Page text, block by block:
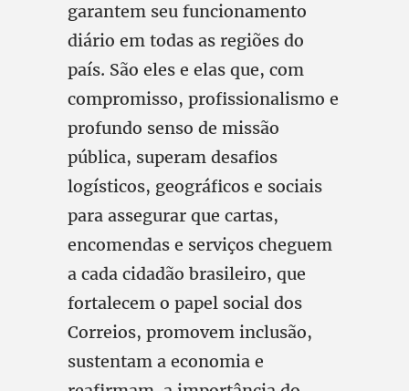
garantem seu funcionamento
diário em todas as regiões do
país. São eles e elas que, com
compromisso, profissionalismo e
profundo senso de missão
pública, superam desafios
logísticos, geográficos e sociais
para assegurar que cartas,
encomendas e serviços cheguem
a cada cidadão brasileiro, que
fortalecem o papel social dos
Correios, promovem inclusão,
sustentam a economia e